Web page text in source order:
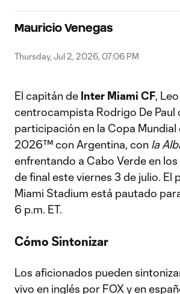
Mauricio Venegas
Thursday, Jul 2, 2026, 07:06 PM
El capitán de Inter Miami CF,
centrocampista Rodrigo De Paul
participación en la Copa Mundial
2026™ con Argentina, con la
enfrentando a Cabo Verde en
de final este viernes 3 de julio. El
Miami Stadium está pautado
6 p.m. ET.
Cómo Sintonizar
Los aficionados pueden
vivo en inglés por FOX y en